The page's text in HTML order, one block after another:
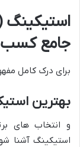
جامع کسب
برای درک کامل
بهترین
و انتخاب های
استیکینگ آشنا